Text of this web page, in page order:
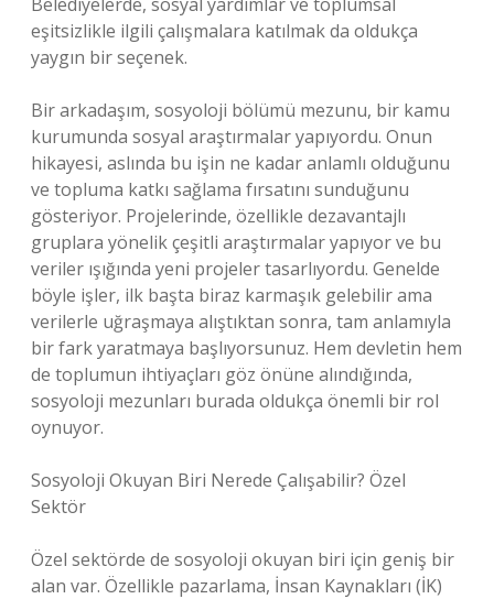
eşitsizlikle ilgili çalışmalara katılmak da oldukça
yaygın bir seçenek.
Bir arkadaşım, sosyoloji bölümü mezunu, bir kamu
kurumunda sosyal araştırmalar yapıyordu. Onun
hikayesi, aslında bu işin ne kadar anlamlı olduğunu
ve topluma katkı sağlama fırsatını sunduğunu
gösteriyor. Projelerinde, özellikle dezavantajlı
gruplara yönelik çeşitli araştırmalar yapıyor ve bu
veriler ışığında yeni projeler tasarlıyordu. Genelde
böyle işler, ilk başta biraz karmaşık gelebilir ama
verilerle uğraşmaya alıştıktan sonra, tam anlamıyla
bir fark yaratmaya başlıyorsunuz. Hem devletin hem
de toplumun ihtiyaçları göz önüne alındığında,
sosyoloji mezunları burada oldukça önemli bir rol
oynuyor.
Sosyoloji Okuyan Biri Nerede Çalışabilir? Özel
Sektör
Özel sektörde de sosyoloji okuyan biri için geniş bir
alan var. Özellikle pazarlama, İnsan Kaynakları (İK)